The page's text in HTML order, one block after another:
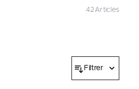
42Articles
Filtrer